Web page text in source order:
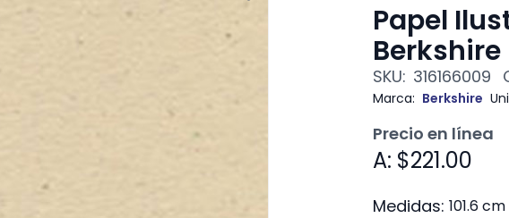
Papel
Berkshire
SKU: 316166009
Marca: Berkshire
Precio en línea
A: $221.00
Medidas: 101.6 cm